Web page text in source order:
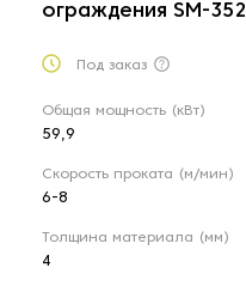
ограждения SM-352
Под заказ
Общая мощность (кВт)
59,9
Скорость проката (м/мин)
6-8
Толщина материала (мм)
4